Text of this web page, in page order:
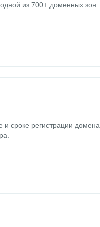
из 700+ доменных зон.
сроке регистрации домена,